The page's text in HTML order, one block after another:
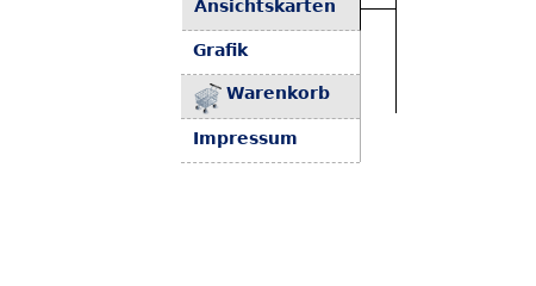
Ansichtskarten
Grafik
Warenkorb
Impressum